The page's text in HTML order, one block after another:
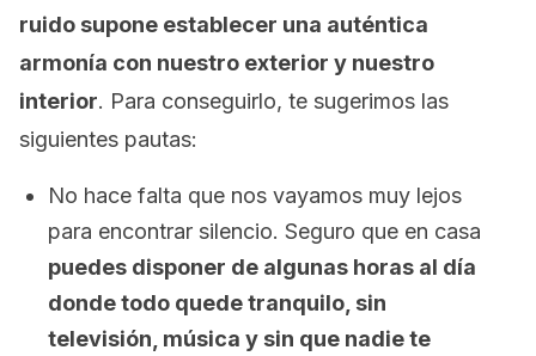
ruido supone establecer una auténtica
armonía con nuestro exterior y nuestro
interior. Para conseguirlo, te sugerimos las
siguientes pautas:
No hace falta que nos vayamos muy lejos
para encontrar silencio. Seguro que en casa
puedes disponer de algunas horas al día
donde todo quede tranquilo, sin
televisión, música y sin que nadie te